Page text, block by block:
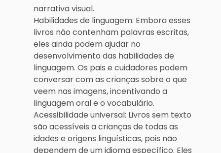
narrativa visual.
Habilidades de linguagem: Embora esses
livros não contenham palavras escritas,
eles ainda podem ajudar no
desenvolvimento das habilidades de
linguagem. Os pais e cuidadores podem
conversar com as crianças sobre o que
veem nas imagens, incentivando a
linguagem oral e o vocabulário.
Acessibilidade universal: Livros sem texto
são acessíveis a crianças de todas as
idades e origens linguísticas, pois não
dependem de um idioma específico. Eles